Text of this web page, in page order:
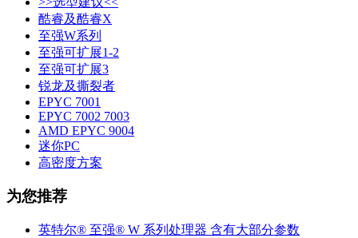
酷睿及酷睿X
至强W系列
至强可扩展1-2
至强可扩展3
锐龙及撕裂者
EPYC 7001
EPYC 7002 7003
AMD EPYC 9004
迷你PC
高密度方案
为您推荐
英特尔® 至强® W 系列处理器 含有大部分参数